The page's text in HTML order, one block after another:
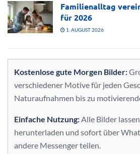
Familienalltag
für 2026
1. AUGUST 2026
Kostenlose gute Morgen Bilder:
verschiedener Motive für jeden
Naturaufnahmen bis zu
Einfache Nutzung:Alle Bilder
herunterladen und sofort über
andere Messenger teilen.